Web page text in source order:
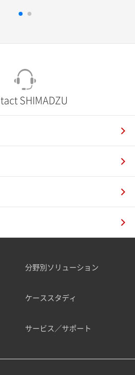
SHIMADZU
分野別ソリューション
ケーススタディ
サービス／サポート